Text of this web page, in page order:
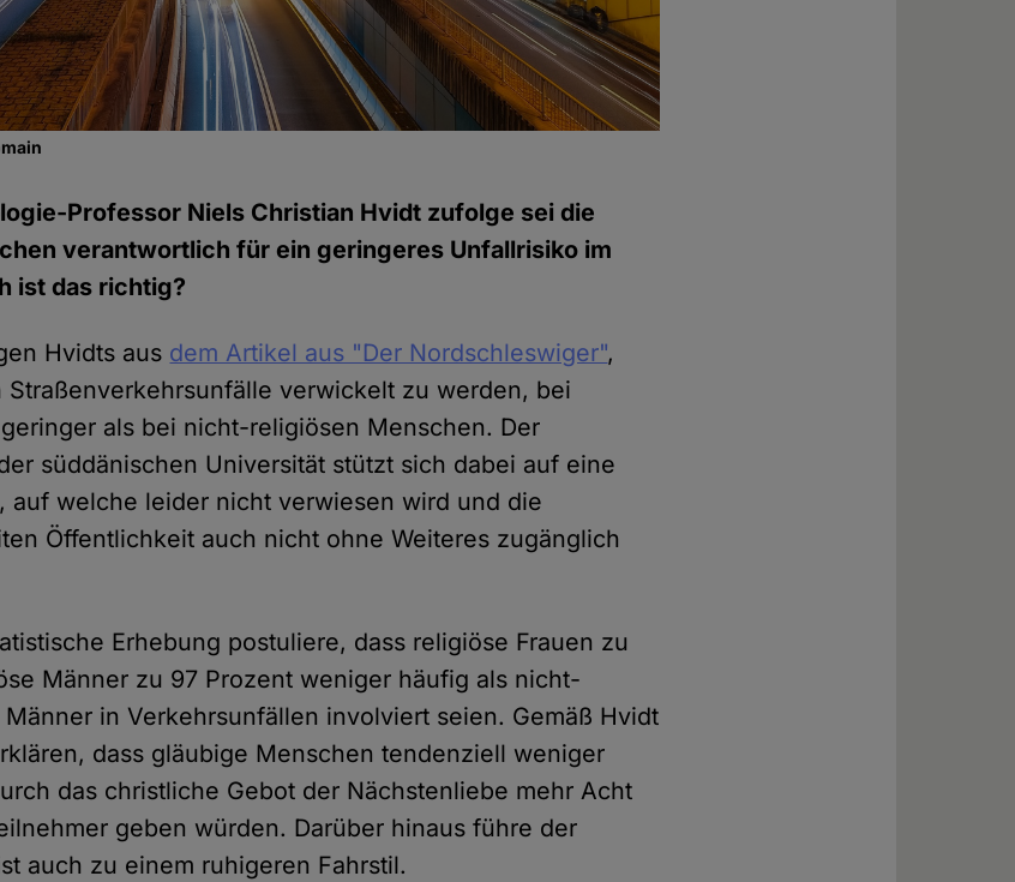
Professor Niels Christian Hvidt zufolge sei die
verantwortlich für ein geringeres Unfallrisiko im
ist das richtig?
Hvidts aus dem Artikel aus "Der Nordschleswiger",
Straßenverkehrsunfälle verwickelt zu werden, bei
als bei nicht-religiösen Menschen. Der
süddänischen Universität stützt sich dabei auf eine
auf welche leider nicht verwiesen wird und die
Öffentlichkeit auch nicht ohne Weiteres zugänglich
Erhebung postuliere, dass religiöse Frauen zu
Männer zu 97 Prozent weniger häufig als nicht-
in Verkehrsunfällen involviert seien. Gemäß Hvidt
dass gläubige Menschen tendenziell weniger
das christliche Gebot der Nächstenliebe mehr Acht
geben würden. Darüber hinaus führe der
auch zu einem ruhigeren Fahrstil.